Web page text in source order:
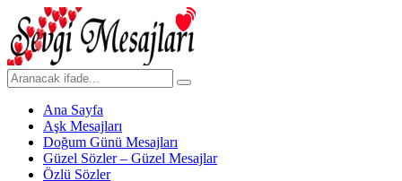
Ana Sayfa
Aşk Mesajları
Doğum Günü Mesajları
Güzel Sözler – Güzel Mesajlar
Özlü Sözler